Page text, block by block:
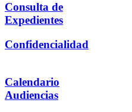
Consulta de
Expedientes
Confidencialidad
Calendario
Audiencias